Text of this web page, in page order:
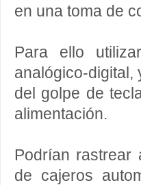
en una toma de
Para ello
analógico-digital,
del golpe de
alimentación.
Podrían rastrear
de cajeros